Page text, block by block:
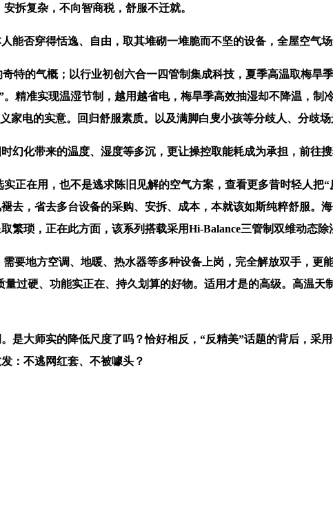
拆复杂，不向智商税，舒服不迁就。
否穿得恬逸、自由，取其堆砌一堆脆而不坚的设备，全屋空气场
的气概；以行业初创六合一四管制集成科技，夏季高温取梅旱
精准实现温湿节制，越用越省电，梅旱季高效抽湿却不降温，制
电的实意。回归舒服素质。以及满脚白叟小孩等分歧人、分歧场
化带来的温度、湿度等多沉，更让操控取能耗成为承担，前往搜
用，也不是逃求陈旧见解的空气方案，查看更多昔时轻人把“
去，省去多台设备的采购、安拆、成本，本就该如斯纯粹舒服。
琐，正在此方面，该系列搭载采用Hi-Balance三管制双维动态除
地方空调、地暖、热水器等多种设备上岗，完全解放双手，更
过硬、功能实正在、持久划算的好物。适用才是的高级。高温天
大师实的降低尺度了吗？恰好相反，“反精美”话题的背后，采
：不逃网红套、不被噱头？